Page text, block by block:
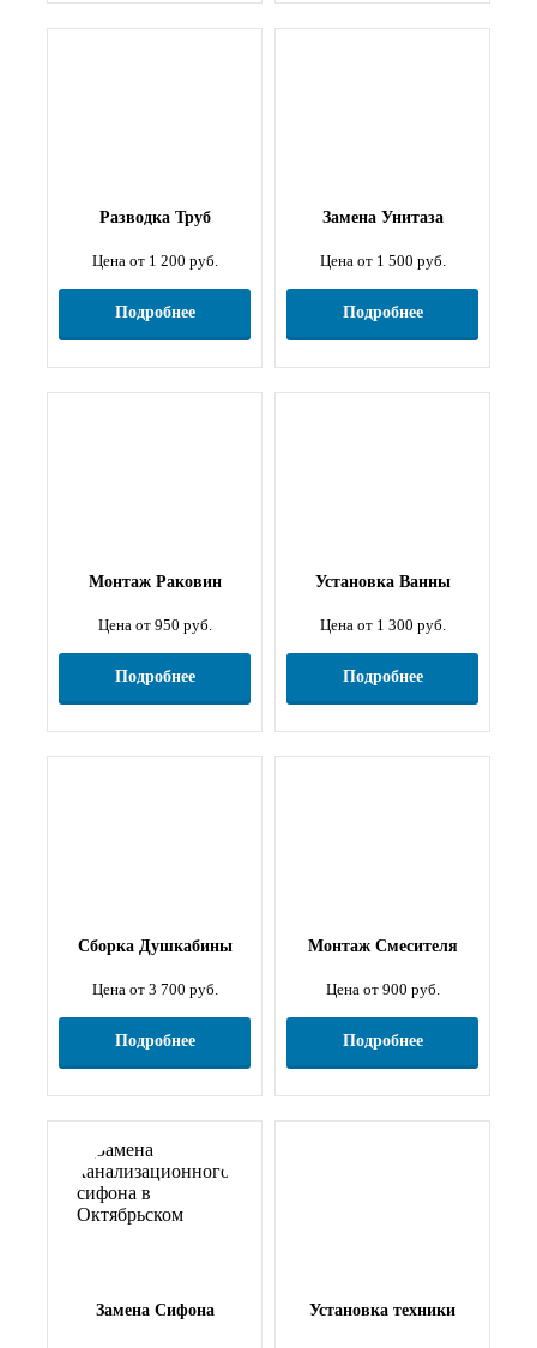
Разводка Труб
Цена от 1 200 руб.
Подробнее
Замена Унитаза
Цена от 1 500 руб.
Подробнее
Монтаж Раковин
Цена от 950 руб.
Подробнее
Установка Ванны
Цена от 1 300 руб.
Подробнее
Сборка Душкабины
Цена от 3 700 руб.
Подробнее
Монтаж Смесителя
Цена от 900 руб.
Подробнее
Замена Сифона Установка техники